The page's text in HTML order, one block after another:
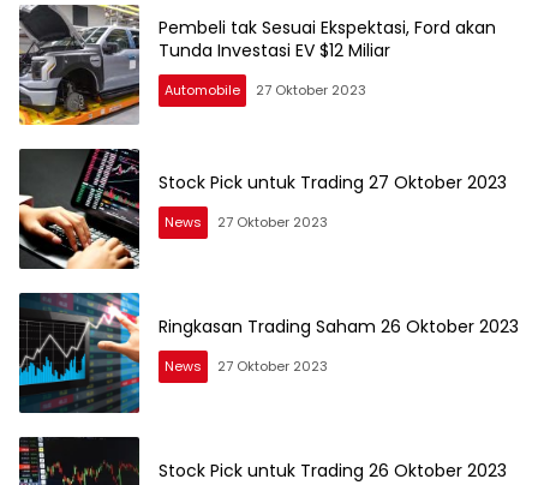
Pembeli tak Sesuai Ekspektasi, Ford akan
Tunda Investasi EV $12 Miliar
Automobile 27 Oktober 2023
Stock Pick untuk Trading 27 Oktober 2023
News 27 Oktober 2023
Ringkasan Trading Saham 26 Oktober 2023
News 27 Oktober 2023
Stock Pick untuk Trading 26 Oktober 2023